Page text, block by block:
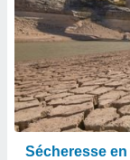
Sécheresse